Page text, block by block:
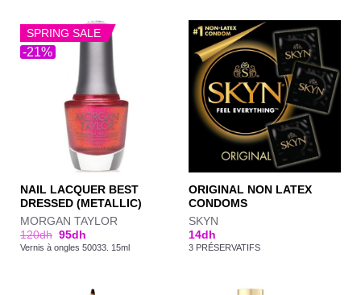
-21%
SPRING SALE
NAIL LACQUER BEST
DRESSED (METALLIC)
MORGAN TAYLOR
120dh 95dh
Vernis à ongles 50033. 15ml
ORIGINAL NON LATEX
CONDOMS
SKYN
14dh
3 PRÉSERVATIFS